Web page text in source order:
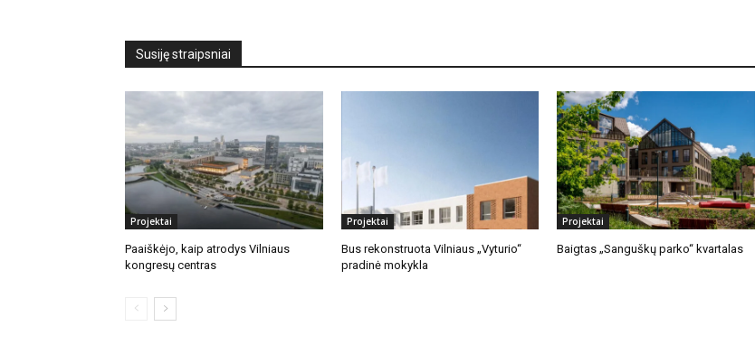
Susiję straipsniai
Projektai
Paaiškėjo, kaip atrodys Vilniaus
kongresų centras
Projektai
Bus rekonstruota Vilniaus „Vyturio“
pradinė mokykla
Projektai
Baigtas „Sanguškų parko“ kvartalas